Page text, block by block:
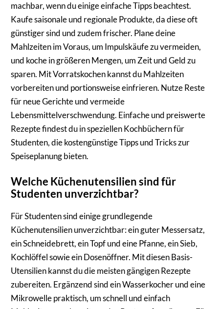
machbar, wenn du einige einfache Tipps beachtest.
Kaufe saisonale und regionale Produkte, da diese oft
günstiger sind und zudem frischer. Plane deine
Mahlzeiten im Voraus, um Impulskäufe zu vermeiden,
und koche in größeren Mengen, um Zeit und Geld zu
sparen. Mit Vorratskochen kannst du Mahlzeiten
vorbereiten und portionsweise einfrieren. Nutze Reste
für neue Gerichte und vermeide
Lebensmittelverschwendung. Einfache und preiswerte
Rezepte findest du in speziellen Kochbüchern für
Studenten, die kostengünstige Tipps und Tricks zur
Speiseplanung bieten.
Welche Küchenutensilien sind für
Studenten unverzichtbar?
Für Studenten sind einige grundlegende
Küchenutensilien unverzichtbar: ein guter Messersatz,
ein Schneidebrett, ein Topf und eine Pfanne, ein Sieb,
Kochlöffel sowie ein Dosenöffner. Mit diesen Basis-
Utensilien kannst du die meisten gängigen Rezepte
zubereiten. Ergänzend sind ein Wasserkocher und eine
Mikrowelle praktisch, um schnell und einfach